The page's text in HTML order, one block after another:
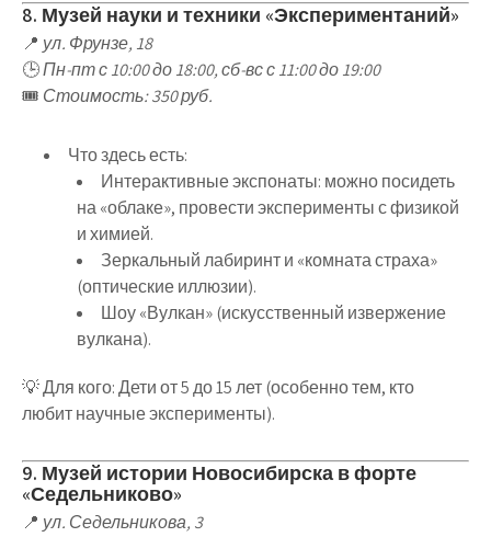
8. Музей науки и техники «Экспериментаний»
📍 ул. Фрунзе, 18
🕒Пн-пт с 10:00 до 18:00, сб-вс с 11:00 до 19:00
🎟 Стоимость: 350 руб.
Что здесь есть:
Интерактивные экспонаты: можнопосидеть
на «облаке», провести эксперименты с физикой
и химией.
Зеркальный лабиринт и «комната страха»
(оптические иллюзии).
Шоу «Вулкан»(искусственный извержение
вулкана).
💡Для кого:Дети от 5 до 15 лет(особенно тем, кто
любитнаучные эксперименты).
9. Музей истории Новосибирска в форте
«Седельниково»
📍 ул. Седельникова, 3